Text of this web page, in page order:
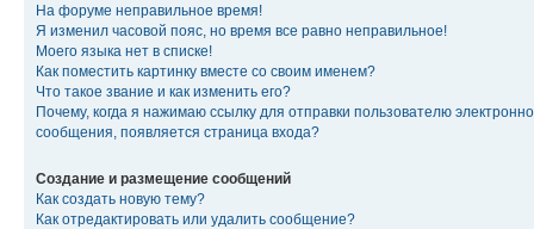
На форуме неправильное время!
Я изменил часовой пояс, но время все равно неправильное!
Моего языка нет в списке!
Как поместить картинку вместе со своим именем?
Что такое звание и как изменить его?
Почему, когда я нажимаю ссылку для отправки пользователю
сообщения, появляется страница входа?
Создание и размещение сообщений
Как создать новую тему?
Как отредактировать или удалить сообщение?